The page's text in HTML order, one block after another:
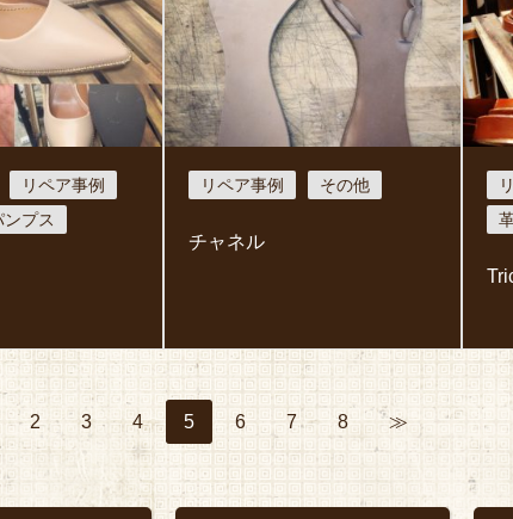
リペア事例
ンプス
リペア事例 その他
チャネル
2 3 4 5 6 7 8 ≫